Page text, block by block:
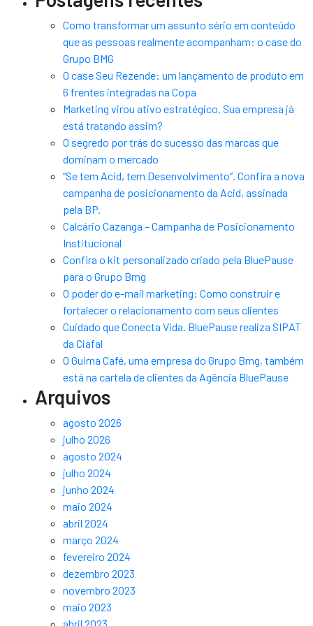
Como transformar um assunto sério em conteúdo
que as pessoas realmente acompanham: o case do
Grupo BMG
O case Seu Rezende: um lançamento de produto em
6 frentes integradas na Copa
Marketing virou ativo estratégico. Sua empresa já
está tratando assim?
O segredo por trás do sucesso das marcas que
dominam o mercado
“Se tem Acid, tem Desenvolvimento”. Confira a nova
campanha de posicionamento da Acid, assinada
pela BP.
Calcário Cazanga – Campanha de Posicionamento
Institucional
Confira o kit personalizado criado pela BluePause
para o Grupo Bmg
O poder do e-mail marketing: Como construir e
fortalecer o relacionamento com seus clientes
Cuidado que Conecta Vida. BluePause realiza SIPAT
da Ciafal
O Guima Café, uma empresa do Grupo Bmg, também
está na cartela de clientes da Agência BluePause
Arquivos
agosto 2026
julho 2026
agosto 2024
julho 2024
junho 2024
maio 2024
abril 2024
março 2024
fevereiro 2024
dezembro 2023
novembro 2023
maio 2023